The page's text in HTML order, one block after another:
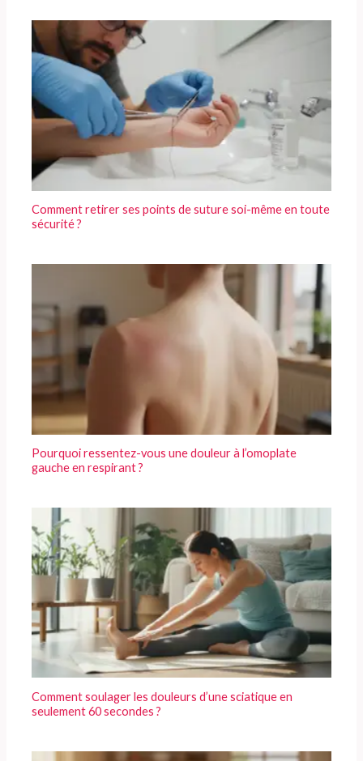
Comment retirer ses points de suture soi-même en toute
sécurité ?
Pourquoi ressentez-vous une douleur à l’omoplate
gauche en respirant ?
Comment soulager les douleurs d’une sciatique en
seulement 60 secondes ?